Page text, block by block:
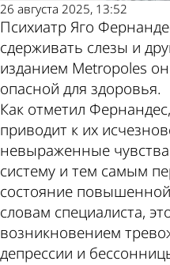
26 августа 2025, 13:52
Психиатр Яго
сдерживать слезы и
изданием Metropoles
опасной для здоровья.
Как отметил
приводит к их
невыраженные
систему и тем самым
состояние
словам специалиста,
возникновением
депрессии и